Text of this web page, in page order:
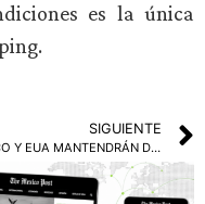
es la única
SIGUIENTE
MÉXICO Y EUA MANTENDRÁN DIÁLOGOS EN SEGURIDAD Y COMERCIO, TRAS LLAMADA DE MANDATARIOS